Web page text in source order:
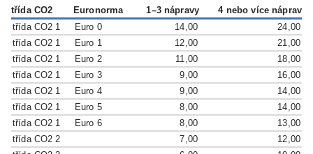
třída CO2
Euronorma 1–3 nápravy
4 nebo více náprav
třída CO2 1
Euro 0 14,00
24,00
třída CO2 1
Euro 1 12,00
21,00
třída CO2 1
Euro 2 11,00
18,00
třída CO2 1
Euro 3 9,00
16,00
třída CO2 1
Euro 4 9,00
14,00
třída CO2 1
Euro 5 8,00
14,00
třída CO2 1
Euro 6 8,00
13,00
třída CO2 2
7,00
12,00